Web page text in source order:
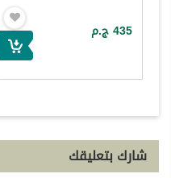
435 ج.م
شارك بتعليقك